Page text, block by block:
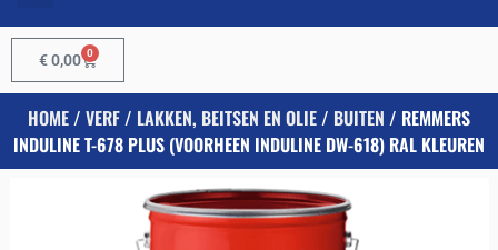
€0,00 0
HOME/ VERF/ LAKKEN, BEITSEN EN OLIE/ BUITEN / REMMERS
INDULINE T-678 PLUS (VOORHEEN INDULINE DW-618) RAL KLEUREN